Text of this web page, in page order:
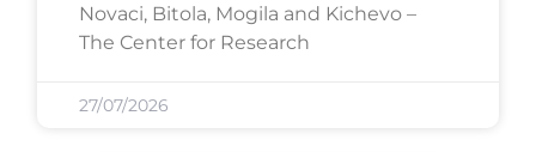
Novaci, Bitola, Mogila and Kichevo –
The Center for Research
27/07/2026